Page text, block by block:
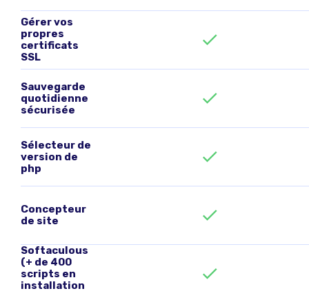
Gérer vos
propres
certificats
SSL
Sauvegarde
quotidienne
sécurisée
Sélecteur de
version de
php
Concepteur
de site
Softaculous
(+ de 400
scripts en
installation